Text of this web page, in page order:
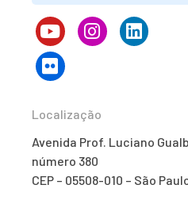
Localização
Avenida Prof. Luciano
número 380
CEP – 05508-010 – São